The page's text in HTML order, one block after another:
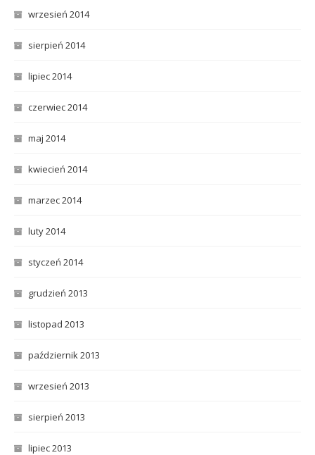
wrzesień 2014
sierpień 2014
lipiec 2014
czerwiec 2014
maj 2014
kwiecień 2014
marzec 2014
luty 2014
styczeń 2014
grudzień 2013
listopad 2013
październik 2013
wrzesień 2013
sierpień 2013
lipiec 2013